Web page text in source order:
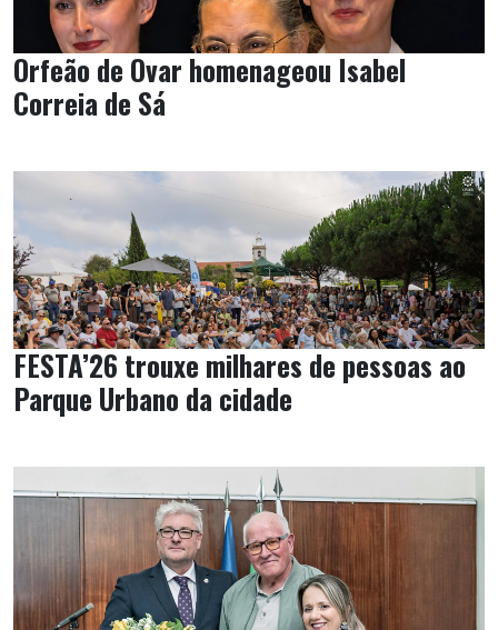
Orfeão de Ovar homenageou Isabel
Correia de Sá
FESTA’26 trouxe milhares de pessoas ao
Parque Urbano da cidade